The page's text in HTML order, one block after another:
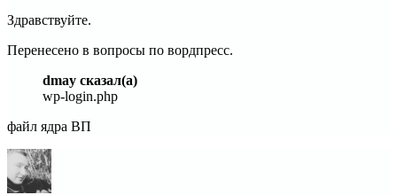
Здравствуйте.
Перенесено в вопросы по вордпресс.
dmay сказал(а)
wp-login.php
файл ядра ВП